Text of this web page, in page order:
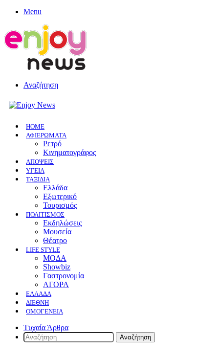
Menu
Αναζήτηση
HOME
ΑΦΙΕΡΩΜΑΤΑ
Ρετρό
Κινηματογράφος
ΑΠΟΨΕΙΣ
ΥΓΕΙΑ
ΤΑΞΙΔΙΑ
Ελλάδα
Εξωτερικό
Τουρισμός
ΠΟΛΙΤΙΣΜΟΣ
Eκδηλώσεις
Mουσεία
Θέατρο
LIFE STYLE
ΜΟΔΑ
Showbiz
Γαστρονομία
ΑΓΟΡΑ
ΕΛΛΆΔΑ
ΔΙΕΘΝΉ
ΟΜΟΓΈΝΕΙΑ
Τυχαία Άρθρα
Αναζήτηση